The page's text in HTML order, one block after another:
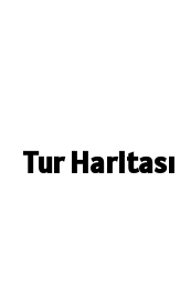
Tur Haritası